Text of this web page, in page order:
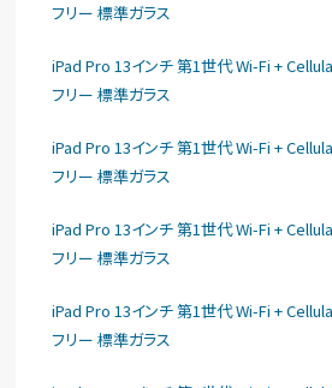
フリー 標準ガラス
iPad Pro 13インチ 第1世代 Wi-Fi +
フリー 標準ガラス
iPad Pro 13インチ 第1世代 Wi-Fi +
フリー 標準ガラス
iPad Pro 13インチ 第1世代 Wi-Fi +
フリー 標準ガラス
iPad Pro 13インチ 第1世代 Wi-Fi +
フリー 標準ガラス